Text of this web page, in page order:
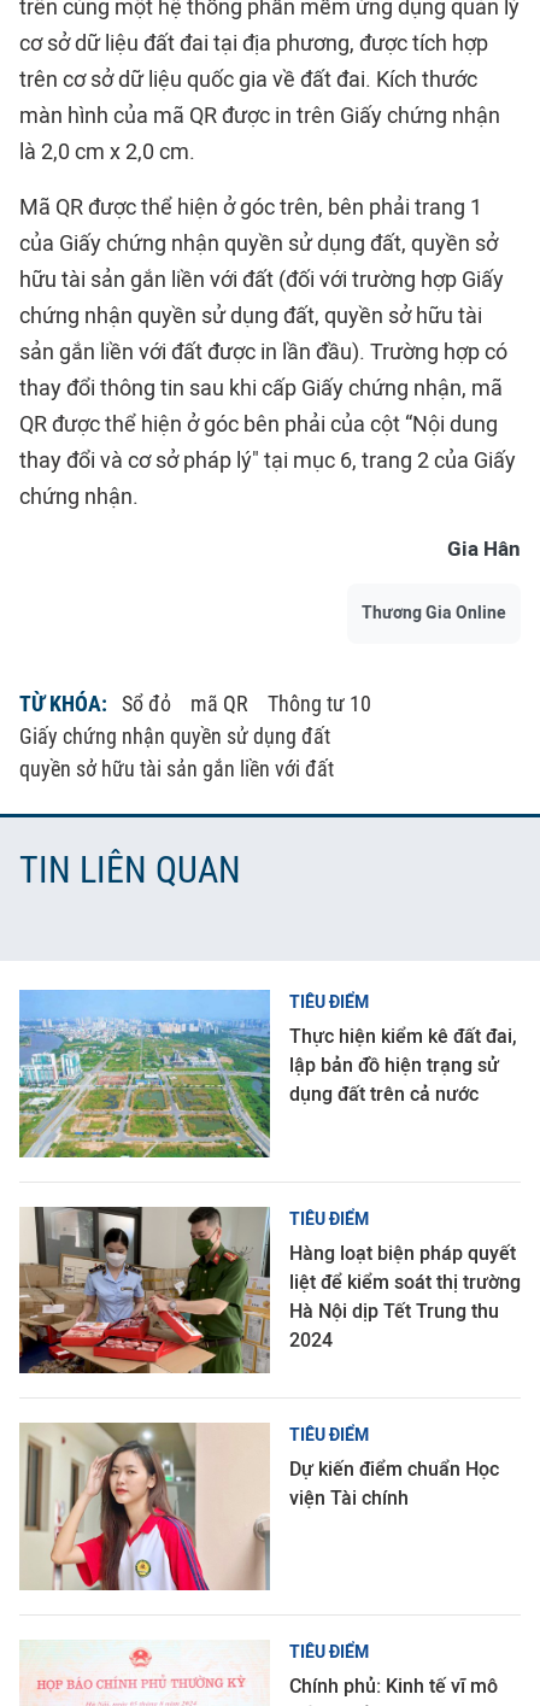
trên cùng một hệ thống phần mềm ứng dụng quản lý
cơ sở dữ liệu đất đai tại địa phương, được tích hợp
trên cơ sở dữ liệu quốc gia về đất đai. Kích thước
màn hình của mã QR được in trên Giấy chứng nhận
là 2,0 cm x 2,0 cm.
Mã QR được thể hiện ở góc trên, bên phải trang 1
của Giấy chứng nhận quyền sử dụng đất, quyền sở
hữu tài sản gắn liền với đất (đối với trường hợp Giấy
chứng nhận quyền sử dụng đất, quyền sở hữu tài
sản gắn liền với đất được in lần đầu). Trường hợp có
thay đổi thông tin sau khi cấp Giấy chứng nhận, mã
QR được thể hiện ở góc bên phải của cột “Nội dung
thay đổi và cơ sở pháp lý" tại mục 6, trang 2 của Giấy
chứng nhận.
Gia Hân
Thương Gia Online
TỪ KHÓA: Sổ đỏ mã QR
Thông tư 10
Giấy chứng nhận quyền sử dụng đất
quyền sở hữu tài sản gắn liền với đất
TIN LIÊN QUAN
TIÊU ĐIỂM
Thực hiện kiểm kê đất đai,
lập bản đồ hiện trạng sử
dụng đất trên cả nước
TIÊU ĐIỂM
Hàng loạt biện pháp quyết
liệt để kiểm soát thị trường
Hà Nội dịp Tết Trung thu
2024
TIÊU ĐIỂM
Dự kiến điểm chuẩn Học
viện Tài chính
TIÊU ĐIỂM
Chính phủ: Kinh tế vĩ mô